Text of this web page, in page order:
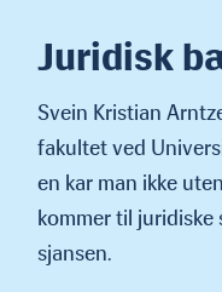
Juridisk
Svein Kristian
fakultet ved
en kar man ikke
kommer til juridiske
sjansen.